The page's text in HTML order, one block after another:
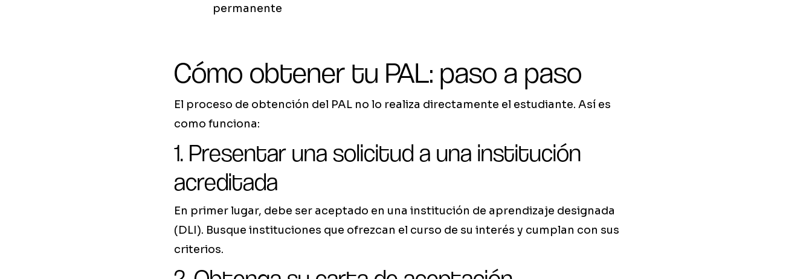
permanente
Cómo obtener tu PAL: paso a paso
El proceso de obtención del PAL no lo realiza directamente el estudiante. Así es
como funciona:
1. Presentar una solicitud a una institución
acreditada
En primer lugar, debe ser aceptado en una institución de aprendizaje designada
(DLI). Busque instituciones que ofrezcan el curso de su interés y cumplan con sus
criterios.